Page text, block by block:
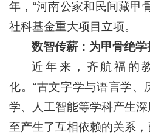
年，“河南公家和民间藏甲
社科基金重大项目立项。
数智传薪：为甲骨绝
近年来，齐航福的
化。“古文字学与语言学
学、人工智能等学科产生
至产生了互相依赖的关系